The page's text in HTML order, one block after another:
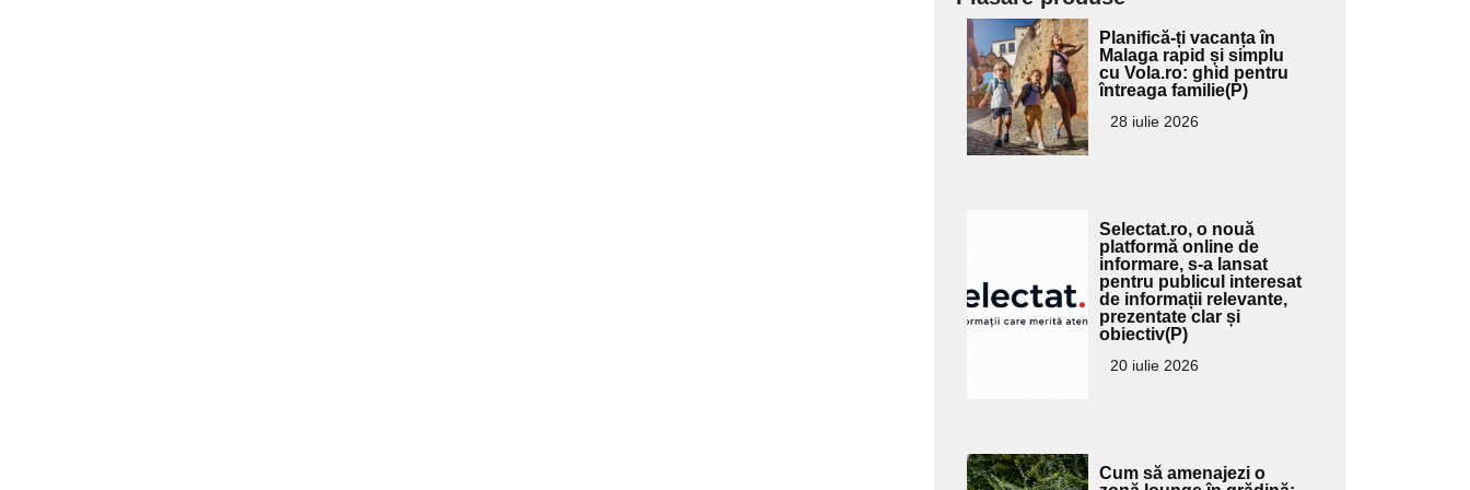
Adaugă
aici textul
pentru
subtitlu
Planifică-ți vacanța în
Malaga rapid și simplu
cu Vola.ro: ghid pentru
întreaga familie(P)
28 iulie 2026
subtitlu
Selectat.ro, o nouă
platformă online de
informare, s-a lansat
pentru publicul interesat
de informații relevante,
prezentate clar și
obiectiv(P)
20 iulie 2026
Adaugă
Cum să amenajezi o